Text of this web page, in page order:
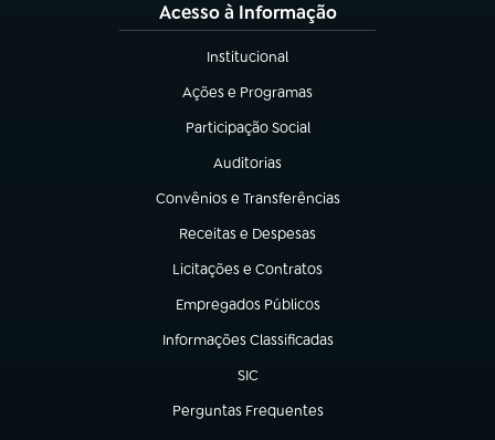
Acesso à Informação
Institucional
(abre em nova aba)
Ações e Programas
(abre em nova aba)
Participação Social
(abre em nova aba)
Auditorias
(abre em nova aba)
Convênios e Transferências
(abre em nova aba)
Receitas e Despesas
(abre em nova aba)
Licitações e Contratos
(abre em nova aba)
Empregados Públicos
(abre em nova aba)
Informações Classificadas
(abre em nova aba)
SIC
(abre em nova aba)
Perguntas Frequentes
(abre em nova aba)